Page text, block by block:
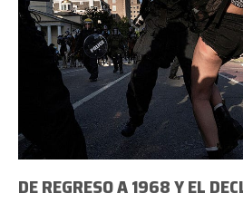
DE REGRESO A 1968 Y EL